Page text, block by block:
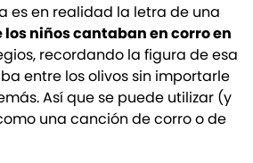
es en realidad la letra de una
los niños cantaban en corro en
recordando la figura de esa
entre los olivos sin importarle
Así que se puede utilizar (y
una canción de corro o de